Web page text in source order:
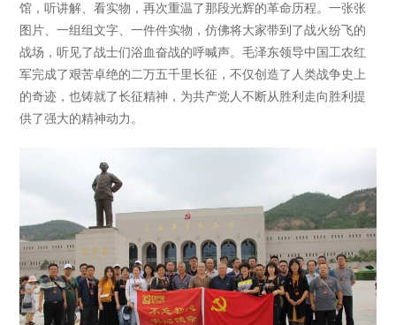
馆，听讲解、看实物，再次重温了那段光辉的革命历程。一张张
图片、一组组文字、一件件实物，仿佛将大家带到了战火纷飞的
战场，听见了战士们浴血奋战的呼喊声。毛泽东领导中国工农红
军完成了艰苦卓绝的二万五千里长征，不仅创造了人类战争史上
的奇迹，也铸就了长征精神，为共产党人不断从胜利走向胜利提
供了强大的精神动力。